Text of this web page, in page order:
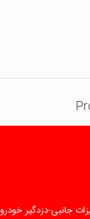
جانبی-دزدگیر خودرو